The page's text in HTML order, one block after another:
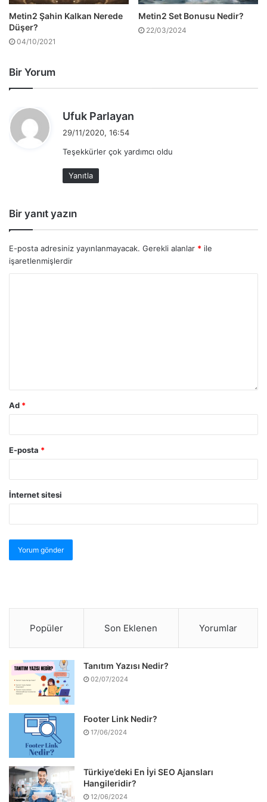
Metin2 Şahin Kalkan Nerede
Düşer?
04/10/2021
Metin2 Set Bonusu Nedir?
22/03/2024
Bir Yorum
Ufuk Parlayan
i
29/11/2020, 16:54
Teşekkürler çok yardımcı oldu
Yanıtla
Bir yanıt yazın
E-posta adresiniz yayınlanmayacak. Gerekli alanlar * ile
işaretlenmişlerdir
Ad *
E-posta *
İnternet sitesi
Popüler Son Eklenen Yorumlar
Tanıtım Yazısı Nedir?
02/07/2024
Footer Link Nedir?
17/06/2024
Türkiye’deki En İyi SEO Ajansları
Hangileridir?
12/06/2024